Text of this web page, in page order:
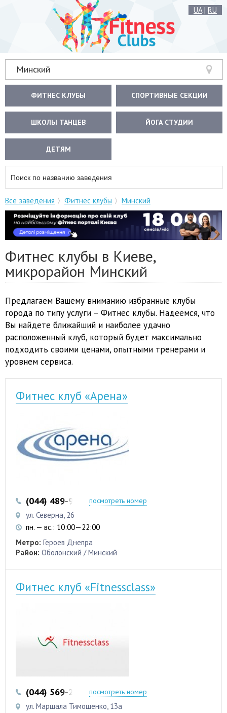
UA| RU
Минский
ФИТНЕС КЛУБЫ СПОРТИВНЫЕ СЕКЦИИ
ШКОЛЫ ТАНЦЕВ ЙОГА СТУДИИ
ДЕТЯМ
Все заведения Фитнес клубы Минский
Фитнес клубы в Киеве,
микрорайон Минский
Предлагаем Вашему вниманию избранные клубы
города по типу услуги – Фитнес клубы. Надеемся, что
Вы найдете ближайший и наиболее удачно
расположенный клуб, который будет максимально
подходить своими ценами, опытными тренерами и
уровнем сервиса.
Фитнес клуб «Арена»
(044) 489-96-33 (097) 480-70-29
посмотреть номер
ул. Северна, 26
пн. — вс.: 10:00—22:00
Метро: Героев Днепра
Район: Оболонский / Минский
Фитнес клуб «Fitnessclass»
(044) 569-25-17 (044) 536-19-25
посмотреть номер
ул. Маршала Тимошенко, 13а